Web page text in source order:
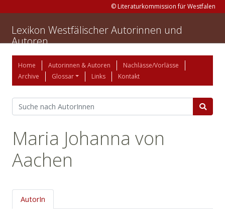
© Literaturkommission für Westfalen
Lexikon Westfälischer Autorinnen und
Autoren
Home Autorinnen & Autoren
Nachlässe/Vorlässe
Archive
Glossar Links Kontakt
Maria Johanna von
Aachen
AutorIn